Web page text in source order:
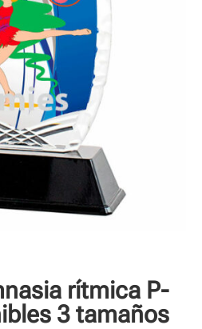
rítmica P-
3 tamaños